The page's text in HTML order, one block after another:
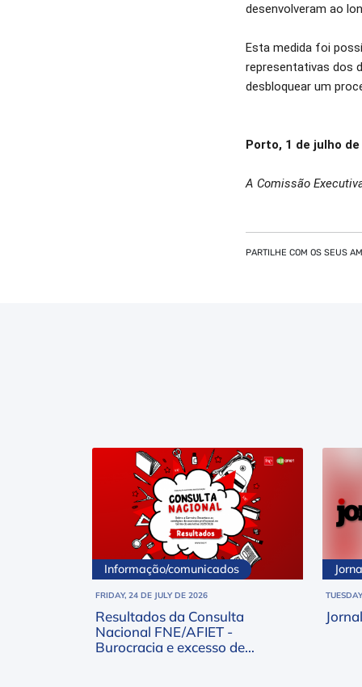
desenvolveram ao
Esta medida foi
representativas dos
desbloquear um
Porto, 1 de julho
A Comissão
PARTILHE COM OS SEUS
Informação/comunicados
FRIDAY, 24 DE JULY DE 2026
Resultados da Consulta
Nacional FNE/AFIET -
Burocracia e excesso de